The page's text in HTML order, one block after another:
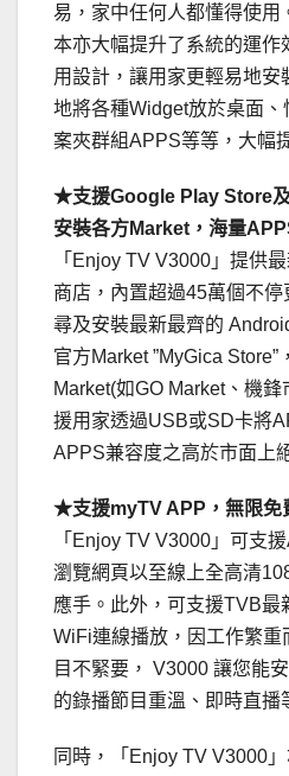
易，家中任何人都懂得使用
本亦大幅提升了系統的運作
用設計，讓用家更輕易地
地將各種Widget放於桌面
案夾群組APPS等等，大幅
★支援Google Play Store
安裝各方Market，海量
「Enjoy TV V3000」提供
商店，內置超過45萬個不
尋及安裝最新最齊的
官方Market ”MyGica
Market(如GO Market、機
援用家透過USB或SD卡將
APPS兼容度之高於市面上
★支援myTV APP，無限免
「Enjoy TV V3000」可支
瀏覽網頁以至線上全高清
應手。此外，可支援TVB最
WiFi連線播放，因工作繁重
目不緊要， V3000 讓您能
的錄播節目重溫、即時直播
同時，「Enjoy TV V3000